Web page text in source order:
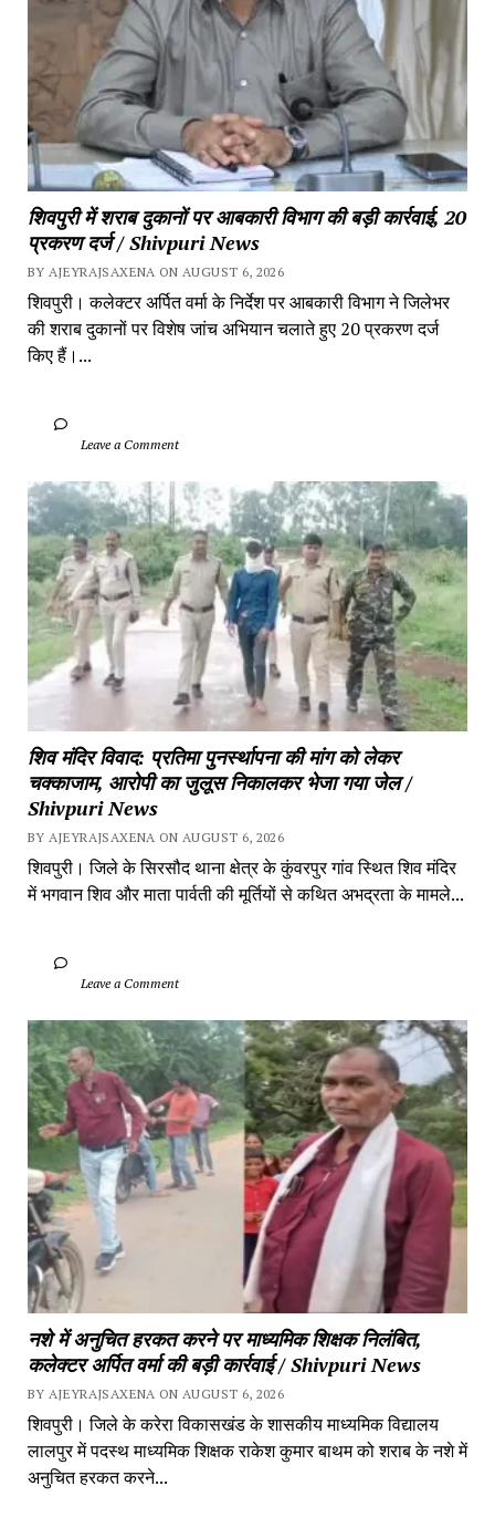
शिवपुरी में शराब दुकानों पर आबकारी विभाग की बड़ी कार्रवाई, 20
प्रकरण दर्ज / Shivpuri News
BY AJEYRAJSAXENA ON AUGUST 6, 2026
शिवपुरी। कलेक्टर अर्पित वर्मा के निर्देश पर आबकारी विभाग ने जिलेभर
की शराब दुकानों पर विशेष जांच अभियान चलाते हुए 20 प्रकरण दर्ज
किए हैं।...
		Leave a Comment
शिव मंदिर विवाद: प्रतिमा पुनर्स्थापना की मांग को लेकर
चक्काजाम, आरोपी का जुलूस निकालकर भेजा गया जेल /
Shivpuri News
BY AJEYRAJSAXENA ON AUGUST 6, 2026
शिवपुरी। जिले के सिरसौद थाना क्षेत्र के कुंवरपुर गांव स्थित शिव मंदिर
में भगवान शिव और माता पार्वती की मूर्तियों से कथित अभद्रता के मामले...
		Leave a Comment
नशे में अनुचित हरकत करने पर माध्यमिक शिक्षक निलंबित,
कलेक्टर अर्पित वर्मा की बड़ी कार्रवाई / Shivpuri News
BY AJEYRAJSAXENA ON AUGUST 6, 2026
शिवपुरी। जिले के करेरा विकासखंड के शासकीय माध्यमिक विद्यालय
लालपुर में पदस्थ माध्यमिक शिक्षक राकेश कुमार बाथम को शराब के नशे में
अनुचित हरकत करने...